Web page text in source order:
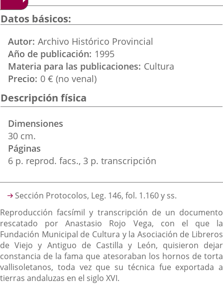
externa.
Datos básicos
Autor Archivo Histórico Provincial
Año de publicación 1995
Materia para las publicaciones Cultura
Precio 0 € (no venal)
Descripción física
Dimensiones
30 cm.
Páginas
6 p. reprod. facs., 3 p. transcripción
Descripción
Sección Protocolos, Leg. 146, fol. 1.160 y ss.
Reproducción facsímil y transcripción de un documento
rescatado por Anastasio Rojo Vega, con el que la
Fundación Municipal de Cultura y la Asociación de Libreros
de Viejo y Antiguo de Castilla y León, quisieron dejar
constancia de la fama que atesoraban los hornos de torta
vallisoletanos, toda vez que su técnica fue exportada a
tierras andaluzas en el siglo XVI.